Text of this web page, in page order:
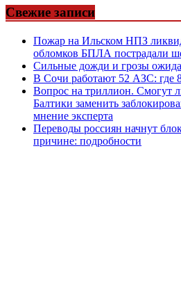
Свежие записи
Пожар на Ильском НПЗ
обломков БПЛА пострадали
Сильные дожди и грозы
В Сочи работают 52 АЗС: где 8
Вопрос на триллион. Смогут
Балтики заменить
мнение эксперта
Переводы россиян начнут
причине: подробности